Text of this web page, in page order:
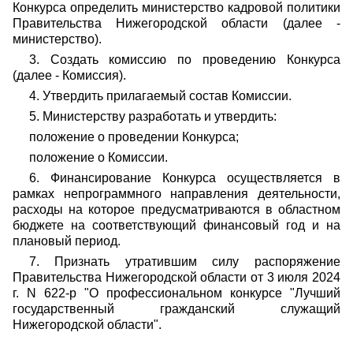
Конкурса определить министерство кадровой политики
Правительства Нижегородской области (далее -
министерство).
3. Создать комиссию по проведению Конкурса
(далее - Комиссия).
4. Утвердить прилагаемый состав Комиссии.
5. Министерству разработать и утвердить:
положение о проведении Конкурса;
положение о Комиссии.
6. Финансирование Конкурса осуществляется в
рамках непрограммного направления деятельности,
расходы на которое предусматриваются в областном
бюджете на соответствующий финансовый год и на
плановый период.
7. Признать утратившим силу распоряжение
Правительства Нижегородской области от 3 июля 2024
г. N 622-р "О профессиональном конкурсе "Лучший
государственный гражданский служащий
Нижегородской области".